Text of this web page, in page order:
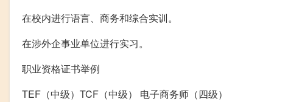
在校内进行语言、商务和综合实训。
在涉外企事业单位进行实习。
职业资格证书举例
TEF（中级）TCF（中级） 电子商务师（四级）